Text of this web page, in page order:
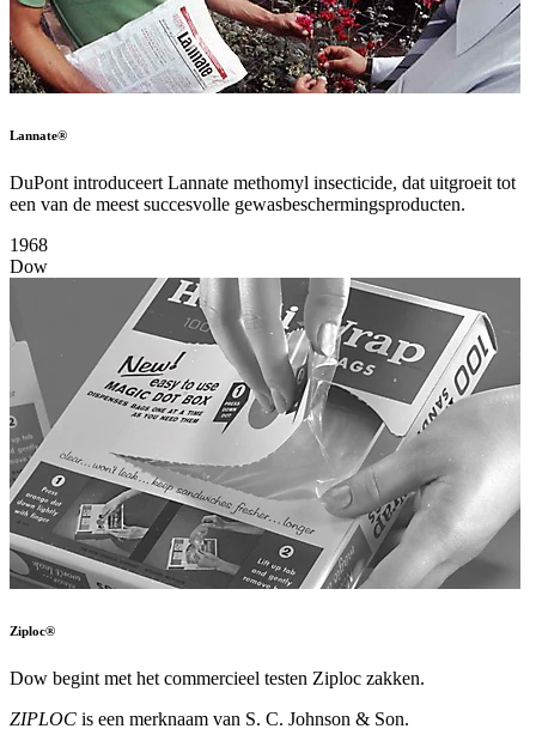
Lannate®
DuPont introduceert Lannate methomyl insecticide, dat uitgroeit tot
een van de meest succesvolle gewasbeschermingsproducten.
1968
Dow
Ziploc®
Dow begint met het commercieel testen Ziploc zakken.
ZIPLOC is een merknaam van S. C. Johnson & Son.